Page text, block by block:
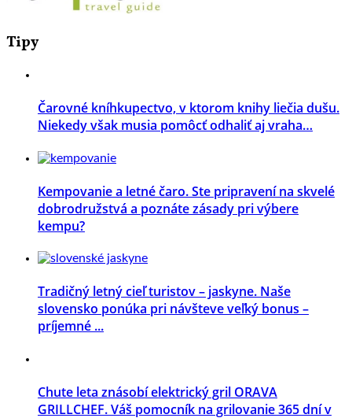
Tipy
Čarovné kníhkupectvo, v ktorom knihy liečia dušu.
Niekedy však musia pomôcť odhaliť aj vraha…
Kempovanie a letné čaro. Ste pripravení na skvelé
dobrodružstvá a poznáte zásady pri výbere
kempu?
Tradičný letný cieľ turistov – jaskyne. Naše
slovensko ponúka pri návšteve veľký bonus –
príjemné ...
Chute leta znásobí elektrický gril ORAVA
GRILLCHEF. Váš pomocník na grilovanie 365 dní v